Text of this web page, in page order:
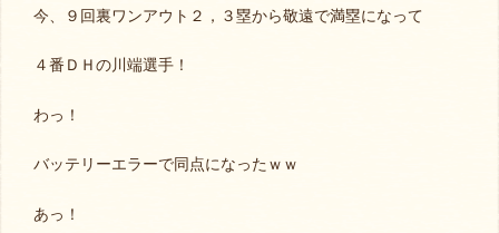
今、９回裏ワンアウト２，３塁から敬遠で満塁になって
４番ＤＨの川端選手！
わっ！
バッテリーエラーで同点になったｗｗ
あっ！